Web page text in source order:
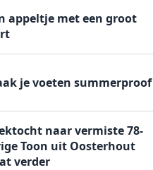
appeltje met een groot
je voeten summerproof
naar vermiste 78-
Toon uit Oosterhout
verder